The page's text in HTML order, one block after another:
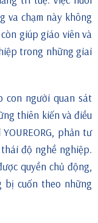
va chạm này không
giúp giáo viên và
trong những giai
con người quan sát
thiên kiến và điều
phản tư
độ nghề nghiệp.
quyền chủ động,
bị cuốn theo những